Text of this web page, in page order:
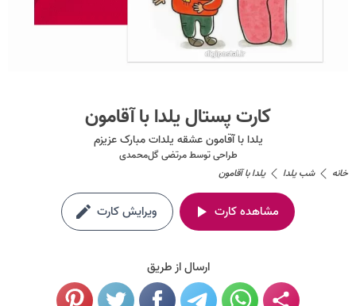
کارت پستال یلدا با آقامون
یلدا با آقامون عشقه یلدات مبارک عزیزم
طراحی توسطمرتضی گل‌محمدی
خانه
شب یلدا یلدا با آقامون
مشاهده کارت ویرایش کارت
ارسال از طریق